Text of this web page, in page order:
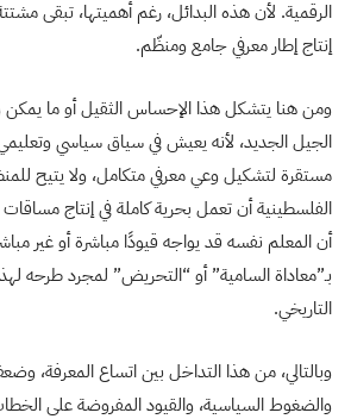
الرقمية. لأن هذه البدائل، رغم أهميتها، تبقى
إنتاج إطار معرفي جامع ومنظّم.
ومن هنا يتشكل هذا الإحساس الثقيل أو ما
الجيل الجديد، لأنه يعيش في سياق سياسي وتعليمي
مستقرة لتشكيل وعي معرفي متكامل، ولا يتيح
الفلسطينية أن تعمل بحرية كاملة في إنتاج
أن المعلم نفسه قد يواجه قيودًا مباشرة أو غير
بـ”معاداة السامية” أو “التحريض” لمجرد طرحه
التاريخي.
وبالتالي، من هذا التداخل بين اتساع المعرفة،
والضغوط السياسية، والقيود المفروضة على